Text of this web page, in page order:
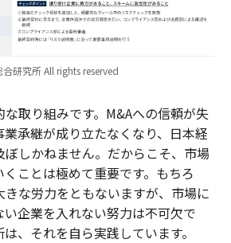
研究所 All rights reserved
取り組みです。M&Aへの信頼が失
承継が成り立たなくなり、日本経
しかねません。だからこそ、市場
ことは極めて重要です。もちろ
な労力をともないますが、市場に
企業を入れない努力は不可欠で
、それを自ら実践しています。